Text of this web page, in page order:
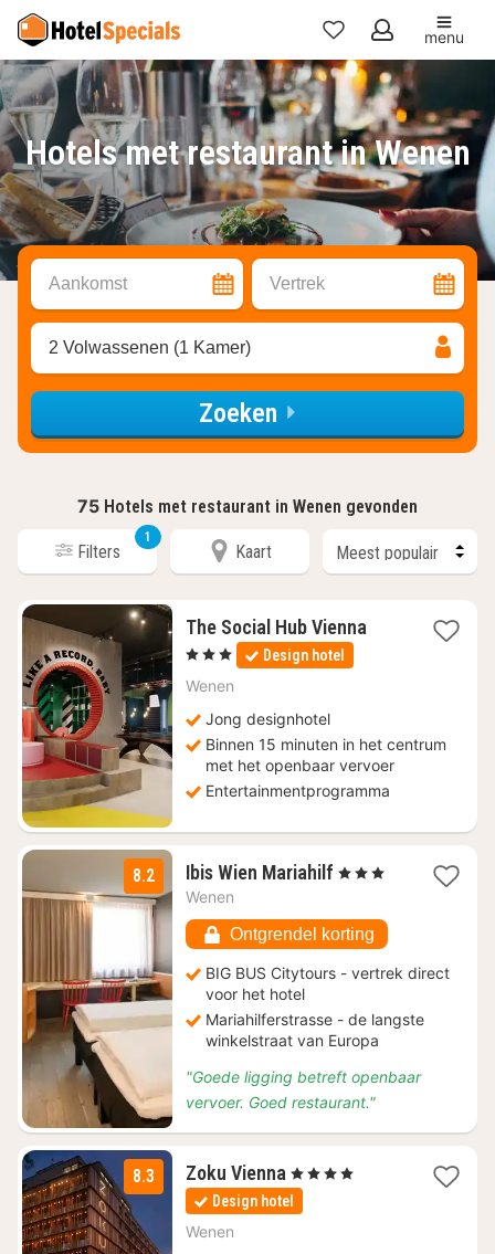
Mijn
favorieten
menu
Hotels met restaurant in Wenen
Aankomst Vertrek
2 Volwassenen (1 Kamer)
Zoeken
75 Hotels met restaurant in Wenen gevonden
Filters
1
Kaart
The Social Hub Vienna1
, 3 Sterren Design hotel
Wenen
Jong designhotel
Binnen 15 minuten in het centrum
met het openbaar vervoer
Entertainmentprogramma
8.2 Ibis Wien Mariahilf 2
€
67,20
, 3 Sterren
Wenen
Ontgrendel korting
BIG BUS Citytours - vertrek direct
voor het hotel
Mariahilferstrasse - de langste
winkelstraat van Europa
"Goede ligging betreft openbaar
vervoer. Goed restaurant."
8.3 Zoku Vienna 1
nacht
vanaf
, 4 Sterren
Design hotel
Wenen